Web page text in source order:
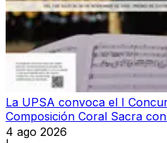
La UPSA convoca el I
Composición Coral Sacra
4 ago 2026